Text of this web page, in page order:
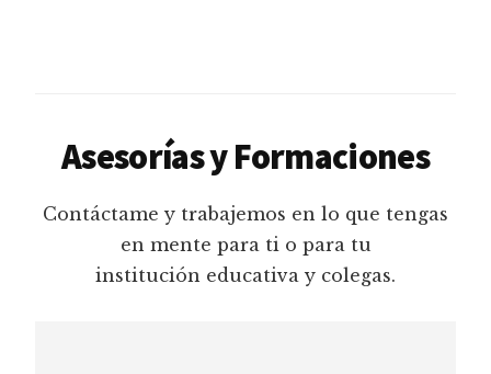
Asesorías y Formaciones
Contáctame y trabajemos en lo que tengas
en mente para ti o para tu
institución educativa y colegas.